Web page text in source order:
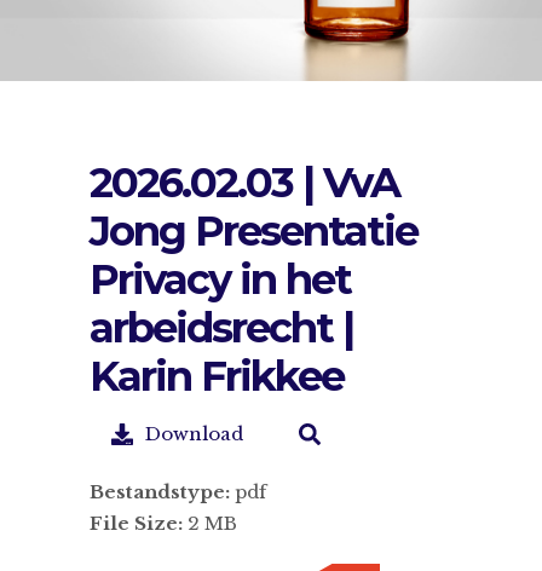
2026.02.03 | VvA
Jong Presentatie
Privacy in het
arbeidsrecht |
Karin Frikkee
Download
Bestandstype: pdf
File Size: 2 MB